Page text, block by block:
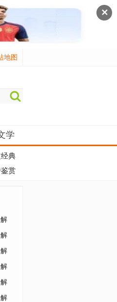
✕
地图
学
典
赏